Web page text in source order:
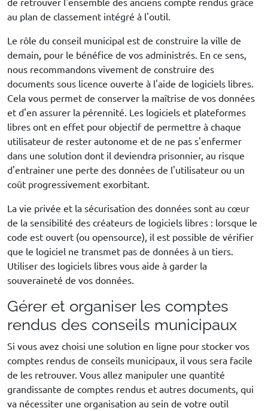
au plan de classement intégré à l'outil.
Le rôle du conseil municipal est de construire la ville de
demain, pour le bénéfice de vos administrés. En ce sens,
nous recommandons vivement de construire des
documents sous licence ouverte à l'aide de logiciels libres.
Cela vous permet de conserver la maîtrise de vos données
et d'en assurer la pérennité. Les logiciels et plateformes
libres ont en effet pour objectif de permettre à chaque
utilisateur de rester autonome et de ne pas s'enfermer
dans une solution dont il deviendra prisonnier, au risque
d'entrainer une perte des données de l'utilisateur ou un
coût progressivement exorbitant.
La vie privée et la sécurisation des données sont au cœur
de la sensibilité des créateurs de logiciels libres : lorsque le
code est ouvert (ou opensource), il est possible de vérifier
que le logiciel ne transmet pas de données à un tiers.
Utiliser des logiciels libres vous aide à garder la
souveraineté de vos données.
Gérer et organiser les comptes
rendus des conseils municipaux
Si vous avez choisi une solution en ligne pour stocker vos
comptes rendus de conseils municipaux, il vous sera facile
de les retrouver. Vous allez manipuler une quantité
grandissante de comptes rendus et autres documents, qui
va nécessiter une organisation au sein de votre outil